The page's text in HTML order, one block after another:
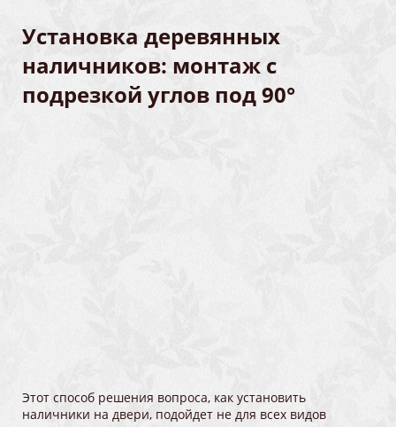
Установка деревянных
наличников: монтаж с
подрезкой углов под 90°
Этот способ решения вопроса, как установить
наличники на двери, подойдет не для всех видов